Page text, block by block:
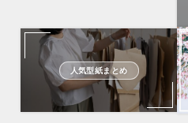
人気型紙まとめ